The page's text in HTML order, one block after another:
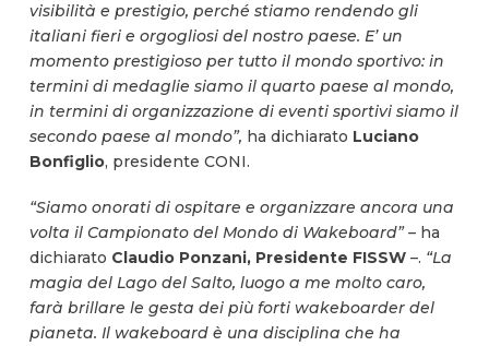
visibilità e prestigio, perché stiamo rendendo gli
italiani fieri e orgogliosi del nostro paese. E’ un
momento prestigioso per tutto il mondo sportivo: in
termini di medaglie siamo il quarto paese al mondo,
in termini di organizzazione di eventi sportivi siamo il
secondo paese al mondo”, ha dichiarato Luciano
Bonfiglio, presidente CONI.
“Siamo onorati di ospitare e organizzare ancora una
volta il Campionato del Mondo di Wakeboard”– ha
dichiarato Claudio Ponzani, Presidente FISSW–. “La
magia del Lago del Salto, luogo a me molto caro,
farà brillare le gesta dei più forti wakeboarder del
pianeta. Il wakeboard è una disciplina che ha